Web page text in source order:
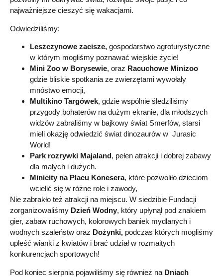
najważniejsze cieszyć się wakacjami.
Odwiedziliśmy:
Leszczynowe zacisze, gospodarstwo agroturystyczne
w którym mogliśmy poznawać wiejskie życie!
Mini Zoo w Borysewie, oraz Racuchowe Minizoo
gdzie bliskie spotkania ze zwierzętami wywołały
mnóstwo emocji,
Multikino Targówek, gdzie wspólnie śledziliśmy
przygody bohaterów na dużym ekranie, dla młodszych
widzów zabraliśmy w bajkowy świat Smerfów, starsi
mieli okazję odwiedzić świat dinozaurów w Jurasic
World!
Park rozrywki Majaland, pełen atrakcji i dobrej zabawy
dla małych i dużych.
Minicity na Placu Konesera, które pozwoliło dzieciom
wcielić się w różne role i zawody,
Nie zabrakło też atrakcji na miejscu. W siedzibie Fundacji
zorganizowaliśmy Dzień Wodny, który upłynął pod znakiem
gier, zabaw ruchowych, kolorowych baniek mydlanych i
wodnych szaleństw oraz Dożynki, podczas których mogliśmy
upleść wianki z kwiatów i brać udział w rozmaitych
konkurencjach sportowych!
Pod koniec sierpnia pojawiliśmy się również na Dniach